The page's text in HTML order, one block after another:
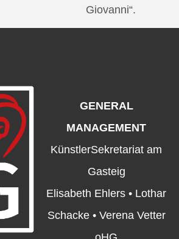
Giovanni“.
GENERAL
MANAGEMENT
KünstlerSekretariat am
Gasteig
Elisabeth Ehlers • Lothar
Schacke • Verena Vetter